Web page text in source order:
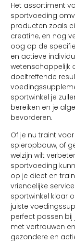
Het assortiment
sportvoeding
producten zoals
creatine, en nog
oog op de
en actieve
wetenschappelijk
doeltreffende
sportwinkel je
bereiken en je
bevorderen.
Of je nu traint
spieropbouw, of
welzijn wilt
sportvoeding
op je dieet en
vriendelijke
sportwinkel klaar
juiste
perfect passen bij
met vertrouwen
gezondere en